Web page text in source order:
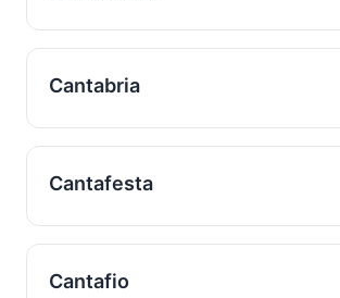
Cantabria
Cantafesta
Cantafio